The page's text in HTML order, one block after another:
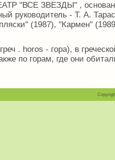
"ВСЕ ЗВЕЗДЫ" , основан
руководитель - Т. А.
(1987), "Кармен"
. horos - гора), в
по горам, где они